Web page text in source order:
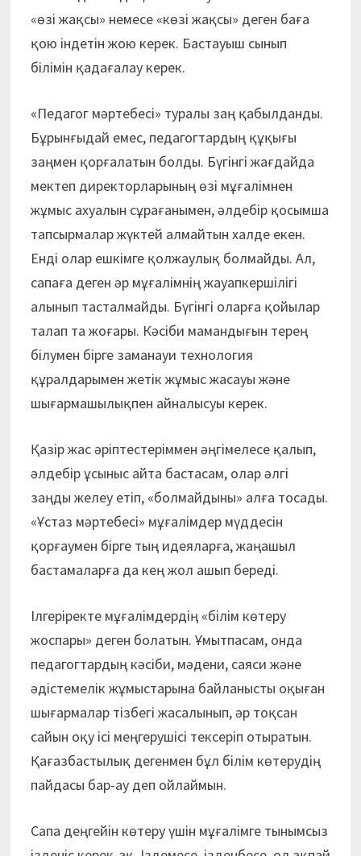
«өзі жақсы» немесе «көзі жақсы» деген баға
қою індетін жою керек. Бастауыш сынып
білімін қадағалау керек.
«Педагог мәртебесі» туралы заң қабылданды.
Бұрынғыдай емес, педагогтардың құқығы
заңмен қорғалатын болды. Бүгінгі жағдайда
мектеп директорларының өзі мұғалімнен
жұмыс ахуалын сұрағанымен, әлдебір қосымша
тапсырмалар жүктей алмайтын халде екен.
Енді олар ешкімге қолжаулық болмайды. Ал,
сапаға деген әр мұғалімнің жауапкершілігі
алынып тасталмайды. Бүгінгі оларға қойылар
талап та жоғары. Кәсіби мамандығын терең
білумен бірге заманауи технология
құралдарымен жетік жұмыс жасауы және
шығармашылықпен айналысуы керек.
Қазір жас әріптестеріммен әңгімелесе қалып,
әлдебір ұсыныс айта бастасам, олар әлгі
заңды желеу етіп, «болмайдыны» алға тосады.
«Ұстаз мәртебесі» мұғалімдер мүддесін
қорғаумен бірге тың идеяларға, жаңашыл
бастамаларға да кең жол ашып береді.
Ілгеріректе мұғалімдердің «білім көтеру
жоспары» деген болатын. Ұмытпасам, онда
педагогтардың кәсіби, мәдени, саяси және
әдістемелік жұмыстарына байланысты оқыған
шығармалар тізбегі жасалынып, әр тоқсан
сайын оқу ісі меңгерушісі тексеріп отыратын.
Қағазбастылық дегенмен бұл білім көтерудің
пайдасы бар-ау деп ойлаймын.
Сапа деңгейін көтеру үшін мұғалімге тынымсыз